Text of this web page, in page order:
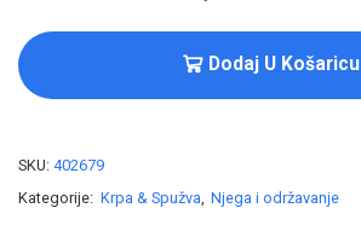
Dodaj U Košaricu
SKU: 402679
Kategorije: Krpa & Spužva Njega i održavanje